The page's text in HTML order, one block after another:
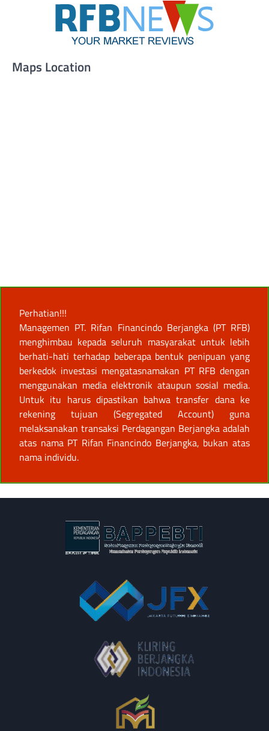
Maps Location
Perhatian!!!
Managemen PT. Rifan Financindo Berjangka (PT RFB)
menghimbau kepada seluruh masyarakat untuk lebih
berhati-hati terhadap beberapa bentuk penipuan yang
berkedok investasi mengatasnamakan PT RFB dengan
menggunakan media elektronik ataupun sosial media.
Untuk itu harus dipastikan bahwa transfer dana ke
rekening tujuan (Segregated Account) guna
melaksanakan transaksi Perdagangan Berjangka adalah
atas nama PT Rifan Financindo Berjangka, bukan atas
nama individu.